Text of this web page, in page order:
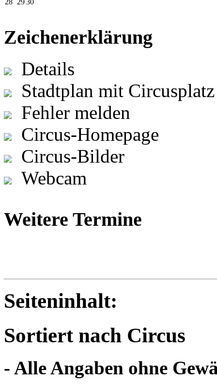
Zeichenerklärung
Details
Stadtplan mit Circusplatz
Fehler melden
Circus-Homepage
Circus-Bilder
Webcam
Weitere Termine
Seiteninhalt:
Sortiert nach Circus
- Alle Angaben ohne